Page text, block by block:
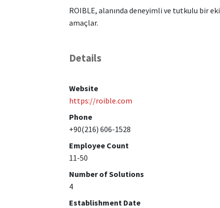
ROIBLE, alanında deneyimli ve tutkulu bir
amaçlar.
Details
Website
https://roible.com
Phone
+90(216) 606-1528
Employee Count
11-50
Number of Solutions
4
Establishment Date